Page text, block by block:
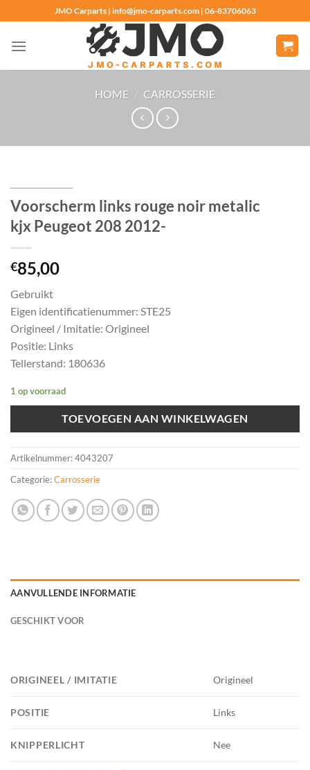
naar
inhoud
JMO Carparts | info@jmo-carparts.com | 06-83706063
HOME / CARROSSERIE
Voorscherm links rouge noir metalic
kjx Peugeot 208 2012-
€85,00
Gebruikt
Eigen identificatienummer: STE25
Origineel / Imitatie: Origineel
Positie: Links
Tellerstand: 180636
1 op voorraad
TOEVOEGEN AAN WINKELWAGEN
Artikelnummer:4043207
Categorie:Carrosserie
AANVULLENDE INFORMATIE
GESCHIKT VOOR
ORIGINEEL / IMITATIE Origineel
POSITIE Links
KNIPPERLICHT Nee